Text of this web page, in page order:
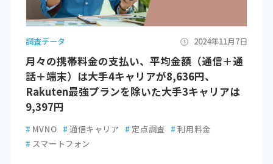
調査データ 2024年11月7日
月々の携帯料金の支払い、平均金額（通信＋通
話＋端末）は大手4キャリアが8,636円、
Rakuten最強プランを除いた大手3キャリアは
9,397円
# MVNO # 通信キャリア # 定点調査 # 利用料金
# スマートフォン